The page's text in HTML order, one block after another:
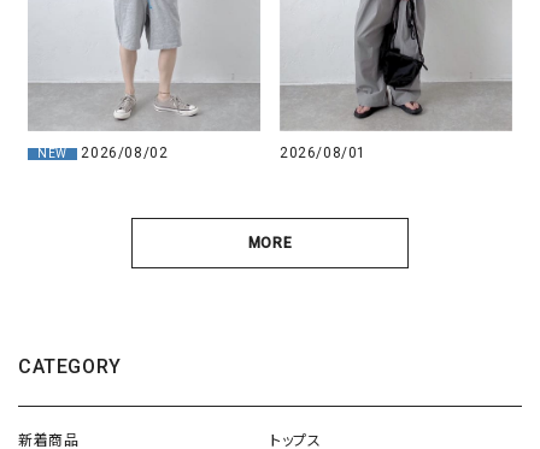
NEW 2026/08/02 2026/08/01
MORE
CATEGORY
新着商品 トップス